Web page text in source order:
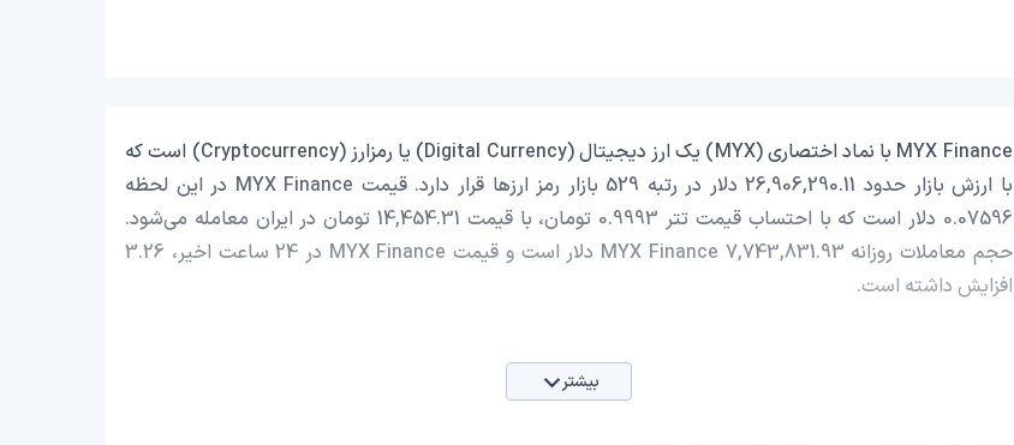
MYX Finance با نماد اختصاری (MYX) یک ارز دیجیتال (Digital Currency) یا رمزارز (Cryptocurrency) است که
با ارزش بازار حدود 26,906,290.11 دلار در رتبه 529 بازار رمز ارزها قرار دارد. قیمت MYX Finance در این لحظه
0.07596 دلار است که با احتساب قیمت تتر 0.9993 تومان، با قیمت 14,454.31 تومان در ایران معامله می‌شود.
حجم معاملات روزانه MYX Finance 7,743,831.93 دلار است و قیمت MYX Finance در 24 ساعت اخیر، 3.26
افزایش داشته است.
بیشتر